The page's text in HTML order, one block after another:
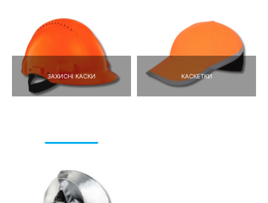
ЗАХИСНІ КАСКИ КАСКЕТКИ